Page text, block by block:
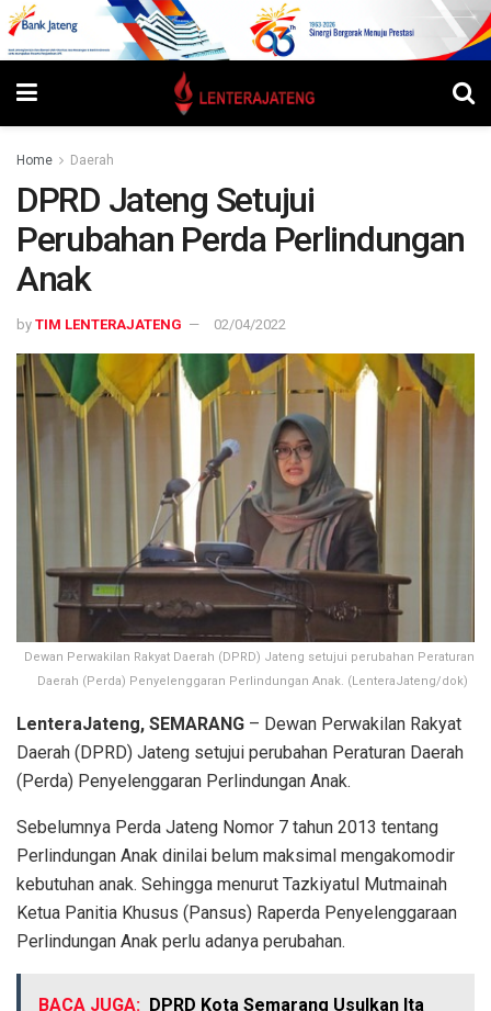
Home Daerah
DPRD Jateng Setujui
Perubahan Perda Perlindungan
Anak
by TIM LENTERAJATENG 02/04/2022
Dewan Perwakilan Rakyat Daerah (DPRD) Jateng setujui perubahan Peraturan
Daerah (Perda) Penyelenggaran Perlindungan Anak. (LenteraJateng/dok)
LenteraJateng, SEMARANG – Dewan Perwakilan Rakyat
Daerah (DPRD) Jateng setujui perubahan Peraturan Daerah
(Perda) Penyelenggaran Perlindungan Anak.
Sebelumnya Perda Jateng Nomor 7 tahun 2013 tentang
Perlindungan Anak dinilai belum maksimal mengakomodir
kebutuhan anak. Sehingga menurut Tazkiyatul Mutmainah
Ketua Panitia Khusus (Pansus) Raperda Penyelenggaraan
Perlindungan Anak perlu adanya perubahan.
BACA JUGA: DPRD Kota Semarang Usulkan Ita